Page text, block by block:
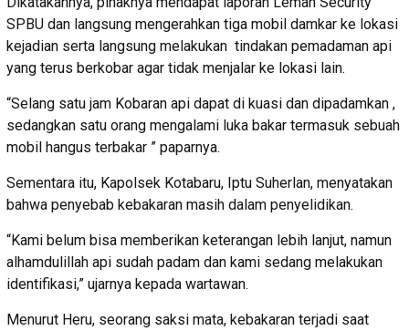
SPBU dan langsung mengerahkan tiga mobil damkar ke lokasi
kejadian serta langsung melakukan tindakan pemadaman api
yang terus berkobar agar tidak menjalar ke lokasi lain.
“Selang satu jam Kobaran api dapat di kuasi dan dipadamkan ,
sedangkan satu orang mengalami luka bakar termasuk sebuah
mobil hangus terbakar ” paparnya.
Sementara itu, Kapolsek Kotabaru, Iptu Suherlan, menyatakan
bahwa penyebab kebakaran masih dalam penyelidikan.
“Kami belum bisa memberikan keterangan lebih lanjut, namun
alhamdulillah api sudah padam dan kami sedang melakukan
identifikasi,” ujarnya kepada wartawan.
Menurut Heru, seorang saksi mata, kebakaran terjadi saat